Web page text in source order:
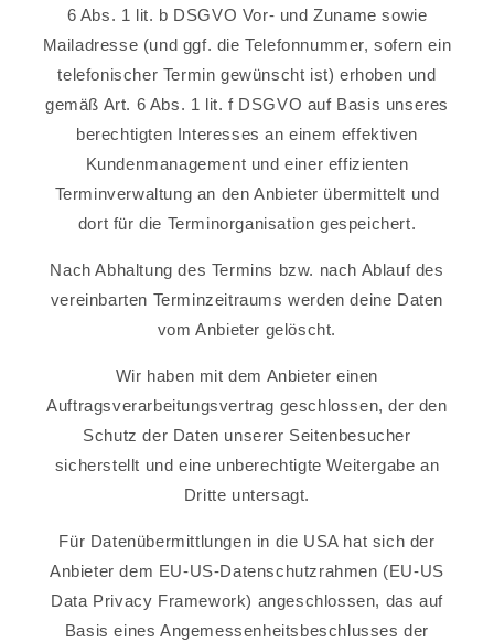
6 Abs. 1 lit. b DSGVO Vor- und Zuname sowie
Mailadresse (und ggf. die Telefonnummer, sofern ein
telefonischer Termin gewünscht ist) erhoben und
gemäß Art. 6 Abs. 1 lit. f DSGVO auf Basis unseres
berechtigten Interesses an einem effektiven
Kundenmanagement und einer effizienten
Terminverwaltung an den Anbieter übermittelt und
dort für die Terminorganisation gespeichert.
Nach Abhaltung des Termins bzw. nach Ablauf des
vereinbarten Terminzeitraums werden deine Daten
vom Anbieter gelöscht.
Wir haben mit dem Anbieter einen
Auftragsverarbeitungsvertrag geschlossen, der den
Schutz der Daten unserer Seitenbesucher
sicherstellt und eine unberechtigte Weitergabe an
Dritte untersagt.
Für Datenübermittlungen in die USA hat sich der
Anbieter dem EU-US-Datenschutzrahmen (EU-US
Data Privacy Framework) angeschlossen, das auf
Basis eines Angemessenheitsbeschlusses der